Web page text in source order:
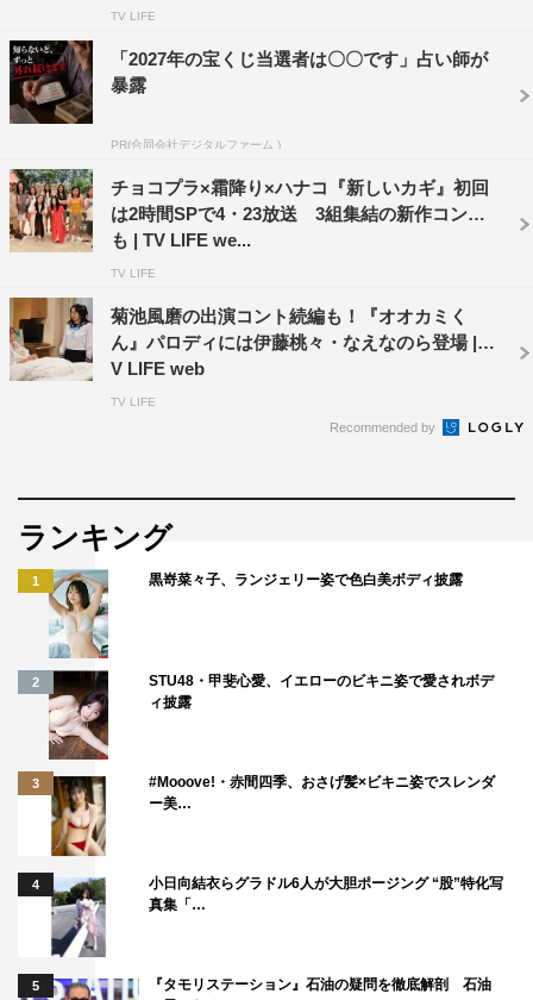
VTRを見ながらトークを繰り広げる。
この記事の写真
※10月より毎週土曜日 後8・00〜9・00
WEB
公式HP：https://www.fujitv.co.jp/newkey/index.html
公式Twitter：
https://twitter.com/atarashiikagi
公式Instagram：https://www.instagram.com/atarashiikagi/
©フジテレビ
King & Prince Kis-My-Ft2
TV LIFE
「2027年の宝くじ当選者は〇〇です」占い師が
暴露
PR(合同会社デジタルファーム )
チョコプラ×霜降り×ハナコ『新しいカギ』初回
は2時間SPで4・23放送 3組集結の新作コント
も | TV LIFE we...
TV LIFE
菊池風磨の出演コント続編も！『オオカミく
ん』パロディには伊藤桃々・なえなのら登場 | T
V LIFE web
TV LIFE
Recommended by
ランキング
1 黒嵜菜々子、ランジェリー姿で色白美ボディ披露
2
STU48・甲斐心愛、イエローのビキニ姿で愛されボデ
ィ披露
3
#Mooove!・赤間四季、おさげ髪×ビキニ姿でスレンダ
ー美…
4
小日向結衣らグラドル6人が大胆ポージング “股”特化写
真集「…
5
『タモリステーション』石油の疑問を徹底解剖 石油